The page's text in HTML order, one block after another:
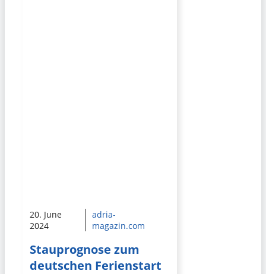
20. June
2024
adria-
magazin.com
Stauprognose zum
deutschen Ferienstart